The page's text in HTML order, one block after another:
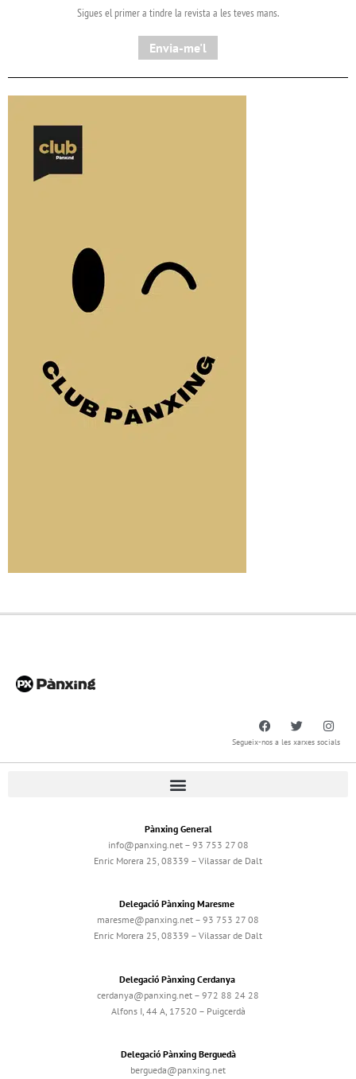
Sigues el primer a tindre la revista a les teves mans.
Envia-me'l
Segueix-nos a les xarxes socials
Pànxing General
info@panxing.net – 93 753 27 08
Enric Morera 25, 08339 – Vilassar de Dalt
Delegació Pànxing Maresme
maresme@panxing.net – 93 753 27 08
Enric Morera 25, 08339 – Vilassar de Dalt
Delegació Pànxing Cerdanya
cerdanya@panxing.net – 972 88 24 28
Alfons I, 44 A, 17520 – Puigcerdà
Delegació Pànxing Berguedà
bergueda@panxing.net